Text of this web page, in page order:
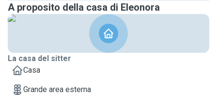
A proposito della casa di Eleonora
La casa del sitter
Casa
Grande area esterna